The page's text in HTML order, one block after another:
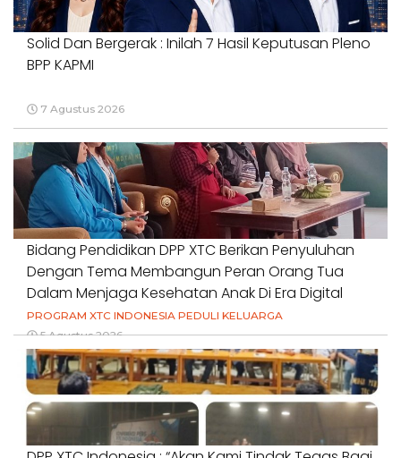
Solid Dan Bergerak : Inilah 7 Hasil Keputusan Pleno
BPP KAPMI
7 Agustus 2026
Bidang Pendidikan DPP XTC Berikan Penyuluhan
Dengan Tema Membangun Peran Orang Tua
Dalam Menjaga Kesehatan Anak Di Era Digital
PROGRAM XTC INDONESIA PEDULI KELUARGA
5 Agustus 2026